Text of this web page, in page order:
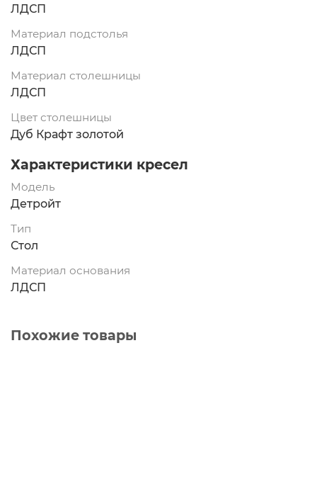
ЛДСП
Материал подстолья
ЛДСП
Материал столешницы
ЛДСП
Цвет столешницы
Дуб Крафт золотой
Характеристики кресел
Модель
Детройт
Тип
Стол
Материал основания
ЛДСП
Похожие товары